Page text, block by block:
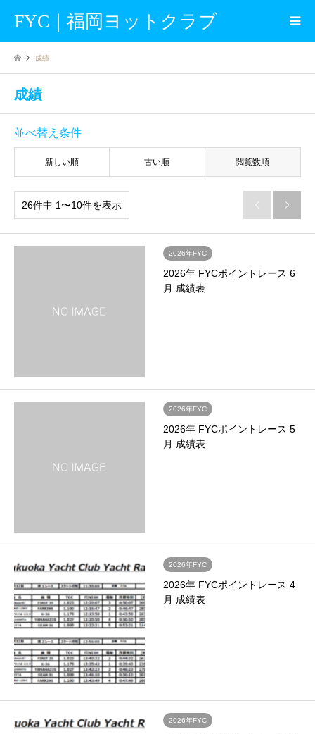
FYC｜福岡ヨットクラブ
成績
成績
並べ替え条件
新しい順 古い順 閲覧数順
26件中 1〜10件を表示  
2026年FYC
2026年 FYCポイントレース 6
月 成績表
2026年FYC
2026年 FYCポイントレース 5
月 成績表
2026年FYC
2026年 FYCポイントレース 4
月 成績表
2026年FYC